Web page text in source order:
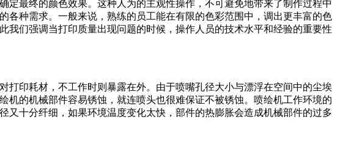
最终的颜色效果。这种人为的主观性操作，不可避免地带来了制作过程中
种需求。一般来说，熟练的员工能在有限的色彩范围中，调出更丰富的色
们强调当打印质量出现问题的时候，操作人员的技术水平和经验的重要性
印耗材，不工作时则暴露在外。由于喷嘴孔径大小与漂浮在空间中的尘埃
的机械部件容易锈蚀，就连喷头也很难保证不被锈蚀。喷绘机工作环境的
十分纤细，如果环境温度变化太快，部件的热膨胀会造成机械部件的过多